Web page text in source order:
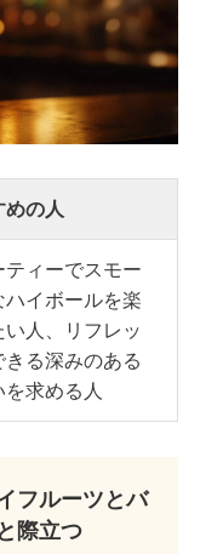
めの人
ティーでスモー
ハイボールを楽
い人、リフレッ
きる深みのある
求める人
フルーツとバ
際立つ